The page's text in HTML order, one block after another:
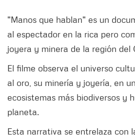
"Manos que hablan" es un
al espectador en la rica pero
joyera y minera de la región del
El filme observa el universo
al oro, su minería y joyería, en
ecosistemas más biodiversos y
planeta.
Esta narrativa se entrelaza con